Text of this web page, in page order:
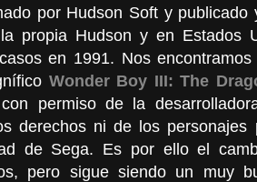
por Hudson Soft y publicado
propia Hudson y en Estados
en 1991. Nos
Wonder Boy III: The
permiso de la
derechos ni de los
de Sega. Es por ello el
pero sigue siendo un muy